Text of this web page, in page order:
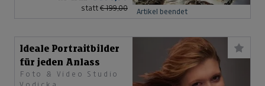
statt € 199,00 Artikel beendet
Ideale Portraitbilder
für jeden Anlass
Foto & Video Studio
Vodicka